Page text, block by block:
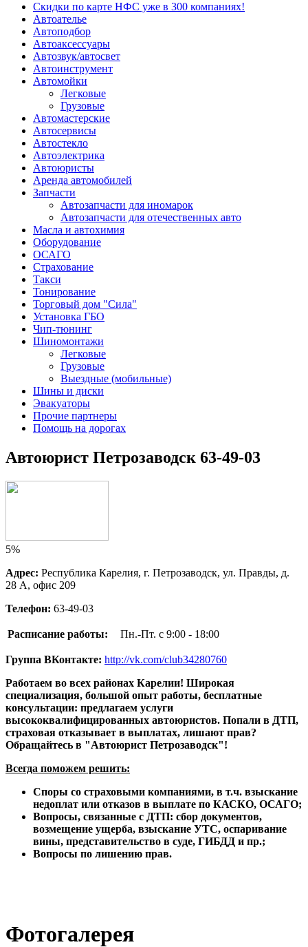
Скидки по карте НФС уже в 300 компаниях!
Автоателье
Автоподбор
Автоаксессуары
Автозвук/автосвет
Автоинструмент
Автомойки
Легковые
Грузовые
Автомастерские
Автосервисы
Автостекло
Автоэлектрика
Автоюристы
Аренда автомобилей
Запчасти
Автозапчасти для иномарок
Автозапчасти для отечественных авто
Масла и автохимия
Оборудование
ОСАГО
Страхование
Такси
Тонирование
Торговый дом "Сила"
Установка ГБО
Чип-тюнинг
Шиномонтажи
Легковые
Грузовые
Выездные (мобильные)
Шины и диски
Эвакуаторы
Прочие партнеры
Помощь на дорогах
Автоюрист Петрозаводск 63-49-03
5%
Адрес: Республика Карелия, г. Петрозаводск, ул. Правды, д.
28 А, офис 209
Телефон: 63-49-03
Расписание работы: Пн.-Пт. с 9:00 - 18:00
Группа ВКонтакте: http://vk.com/club34280760
Работаем во всех районах Карелии! Широкая
специализация, большой опыт работы, бесплатные
консультации: предлагаем услуги
высококвалифицированных автоюристов. Попали в ДТП,
страховая отказывает в выплатах, лишают прав?
Обращайтесь в "Автоюрист Петрозаводск"!
Всегда поможем решить:
Споры со страховыми компаниями, в т.ч. взыскание
недоплат или отказов в выплате по КАСКО, ОСАГО;
Вопросы, связанные с ДТП: сбор документов,
возмещение ущерба, взыскание УТС, оспаривание
вины, представительство в суде, ГИБДД и пр.;
Вопросы по лишению прав.
Фотогалерея